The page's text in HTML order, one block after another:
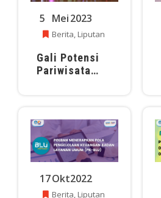
Mei
5 2023
Berita, Liputan
Gali Potensi
Pariwisata
Kompetisi
Pariwisata
Indonesia Ke-
13
Okt
17 2022
Berita, Liputan